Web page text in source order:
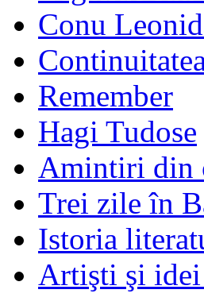
Conu
Remember
Hagi Tudose
Amintiri din
Trei zile în
Istoria
Artişti şi idei